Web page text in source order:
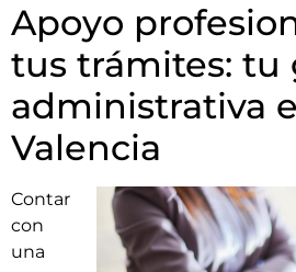
Apoyo
tus trámites: tu
administrativa
Valencia
Contar
con
una